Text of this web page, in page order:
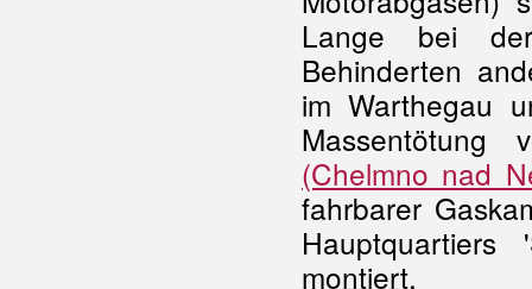
Lange bei
Behinderten
im Warthegau
(Chelmno nad
fahrbarer
montiert.